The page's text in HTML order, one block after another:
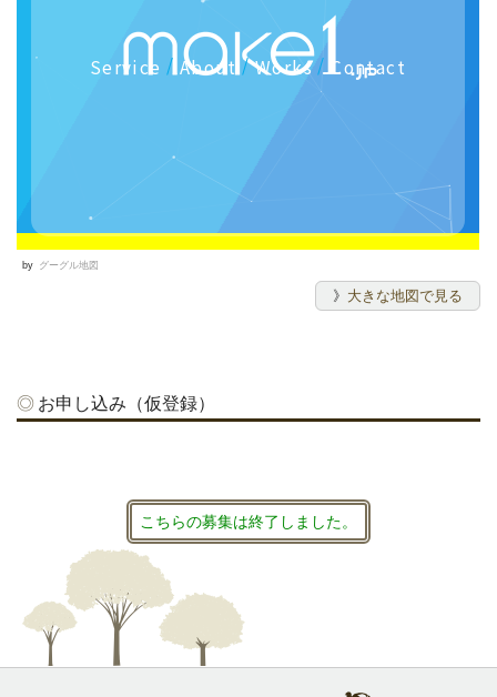
by グーグル地図
》 大きな地図で見る
お申し込み（仮登録）
こちらの募集は終了しました。